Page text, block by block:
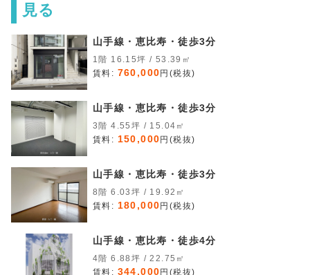
見る
山手線・恵比寿・徒歩3分
1階 16.15坪 / 53.39㎡
賃料: 760,000 円(税抜)
山手線・恵比寿・徒歩3分
3階 4.55坪 / 15.04㎡
賃料: 150,000 円(税抜)
山手線・恵比寿・徒歩3分
8階 6.03坪 / 19.92㎡
賃料: 180,000 円(税抜)
山手線・恵比寿・徒歩4分
4階 6.88坪 / 22.75㎡
賃料: 344,000 円(税抜)